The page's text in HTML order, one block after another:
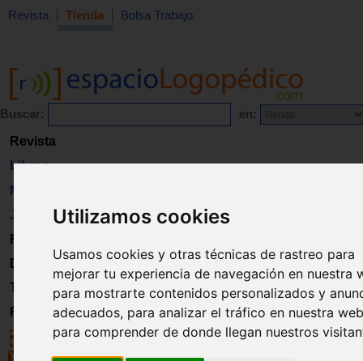
Utilizamos cookies
Usamos cookies y otras técnicas de rastreo para
mejorar tu experiencia de navegación en nuestra
para mostrarte contenidos personalizados y
adecuados, para analizar el tráfico en nuestra
para comprender de donde llegan nuestros
Revista Tienda Bolsa Trabajo
Buscar: en:
Revista
Libros
Material
Juguetes
Formación
Directorio
Trabajo
Registro